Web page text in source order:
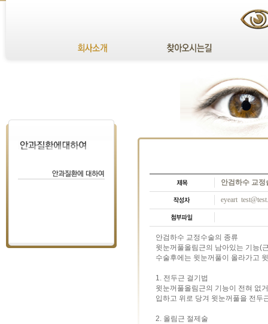
안검하수 교정
eyeart
안검하수 교정수술의 종류
윗눈꺼풀올림근의 남아있는 기능(
수술후에는 윗눈꺼풀이 올라가고
1. 전두근 걸기법
윗눈꺼풀올림근의 기능이 전혀 없
입하고 위로 당겨 윗눈꺼풀을 전두
2. 올림근 절제술